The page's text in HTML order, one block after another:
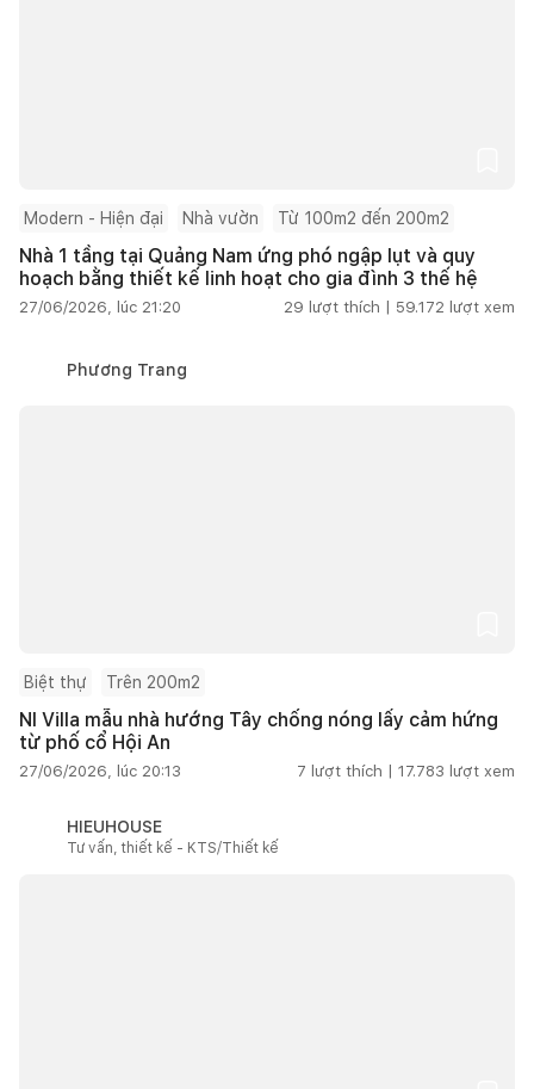
Modern - Hiện đại Nhà vườn Từ 100m2 đến 200m2
Nhà 1 tầng tại Quảng Nam ứng phó ngập lụt và quy
hoạch bằng thiết kế linh hoạt cho gia đình 3 thế hệ
27/06/2026, lúc 21:20 29 lượt thích | 59.172 lượt xem
Phương Trang
Biệt thự Trên 200m2
NI Villa mẫu nhà hướng Tây chống nóng lấy cảm hứng
từ phố cổ Hội An
27/06/2026, lúc 20:13 7 lượt thích | 17.783 lượt xem
HIEUHOUSE
Tư vấn, thiết kế - KTS/Thiết kế